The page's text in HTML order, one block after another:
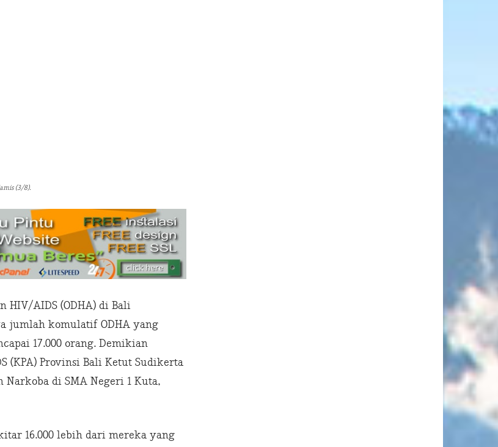
(3/8).
HIV/AIDS (ODHA) di Bali
jumlah komulatif ODHA yang
17.000 orang. Demikian
(KPA) Provinsi Bali Ketut Sudikerta
Narkoba di SMA Negeri 1 Kuta,
16.000 lebih dari mereka yang